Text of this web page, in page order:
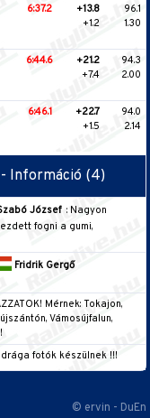
6:37.2
+13.8
+1.2
96.1
1.30
6:44.6
+21.2
+7.4
94.3
2.00
6:46.1
+22.7
+1.5
94.0
2.14
Információ (4)
József : Nagyon
fogni a gumi,
Fridrik Gergő
Mérnek: Tokajon,
Vámosújfalun,
fotók készülnek ‼️!
© ervin - DuEn